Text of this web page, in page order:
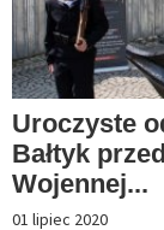
Uroczyste
Bałtyk
Wojennej...
01 lipiec 2020